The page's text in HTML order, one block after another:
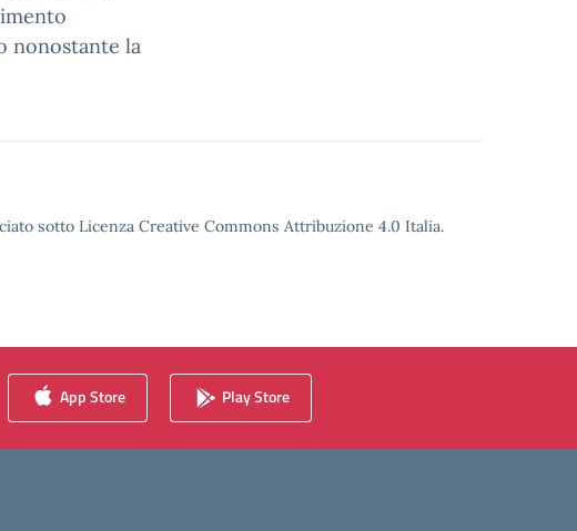
nonostante la
sotto Licenza Creative Commons Attribuzione 4.0 Italia.
App Store Play Store